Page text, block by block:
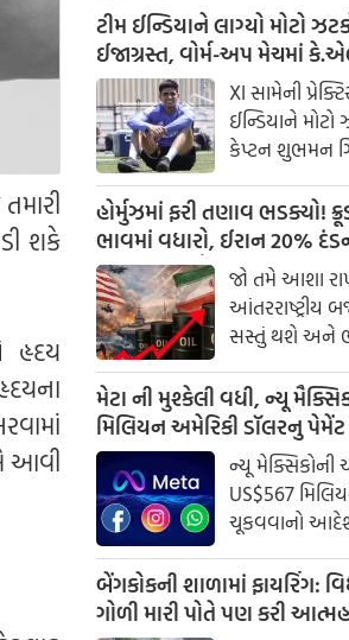
શકે
હૃદય
આવી
ટીમ ઈન્ડિયાને લાગ્યો મોટો
ઈજાગ્રસ્ત, વોર્મ-અપ મેચમાં
કપ્તાની
XI સામેની
ઈન્ડિયાને મોટો
કેપ્ટન શુભમન
ટીમનું નેતૃત્વ
હોર્મુઝમાં ફરી તણાવ ભડક્યો!
ભાવમાં વધારો, ઈરાન 20%
ભારત માટે ચિંતા કેમ વધી રહી
જો તમે આશા
આંતરરાષ્ટ્રીય
સસ્તું થશે અને
ડીઝલના ભાવ
ઠગારી નીવડી
પૂર્વમાં ફરી
હોર્મુઝ
વૈશ્વિક ક્રૂડ
અચાનક વધારો
ઓગસ્ટ, 2026
ભાવ પ્રતિ બેરલ
મેટા ની મુશ્કેલી વધી, ન્યૂ
મિલિયન અમેરિકી ડૉલરનુ પેમેંટ
આદેશ
ન્યૂ મેક્સિકોની
US$567
ચૂકવવાનો
સ્વીકાર્યું કે
છુપાવી હતી
નુકસાન થયું
બેંગકોકની શાળામાં ફાયરિંગ:
ગોળી મારી પોતે પણ કરી